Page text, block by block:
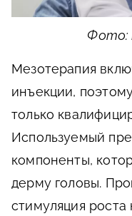
Фото:
Мезотерапия
инъекции,
только
Используемый
компоненты,
дерму головы.
стимуляция роста